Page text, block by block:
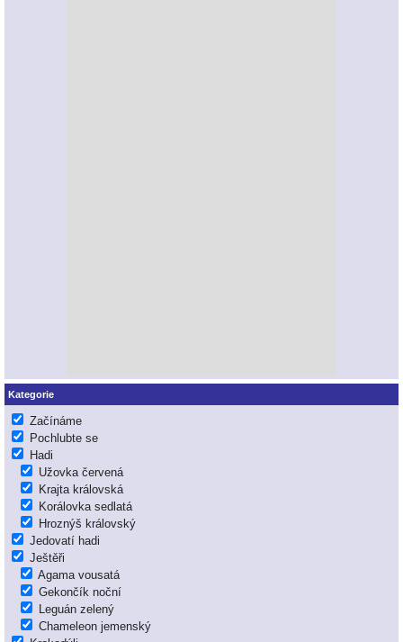
Kategorie
Začínáme
Pochlubte se
Hadi
Užovka červená
Krajta královská
Korálovka sedlatá
Hroznýš královský
Jedovatí hadi
Ještěři
Agama vousatá
Gekončík noční
Leguán zelený
Chameleon jemenský